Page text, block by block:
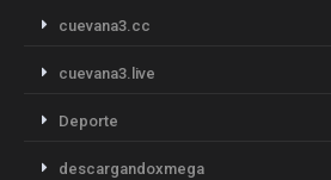
cuevana3.cc
cuevana3.live
Deporte
descargandoxmega